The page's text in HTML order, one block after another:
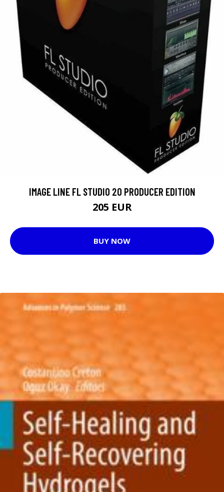
IMAGE LINE FL STUDIO 20 PRODUCER EDITION
205 EUR
BUY NOW